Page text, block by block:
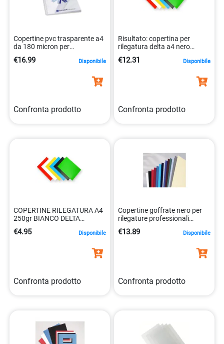
Copertine pvc trasparente a4
da 180 micron per
5028252262576
€16.99 Disponibile
Confronta prodotto
Risultato: copertina per
rilegatura delta a4 nero
€12.31 Disponibile
Confronta prodotto
COPERTINE RILEGATURA A4
250gr BIANCO DELTA
€4.95 Disponibile
Confronta prodotto
Copertine goffrate nero per
rilegature professionali
€13.89 Disponibile
Confronta prodotto